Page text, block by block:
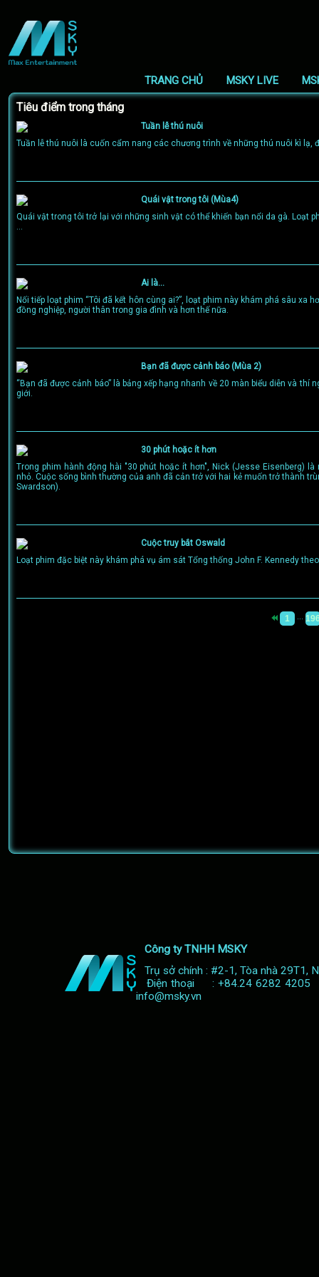
TRANG CHỦ MSKY LIVE
Tiêu điểm trong tháng
Tuần lễ thú nuôi
Tuần lễ thú nuôi là cuốn cẩm nang các chương trình về những thú nuôi kì lạ,
Quái vật trong tôi (Mùa4)
Quái vật trong tôi trở lại với những sinh vật có thể khiến bạn nổi da gà. Loạt
...
Ai là...
Nối tiếp loạt phim “Tôi đã kết hôn cùng ai?”, loạt phim này khám phá sâu xa
đồng nghiệp, người thân trong gia đình và hơn thế nữa.
Bạn đã được cảnh báo (Mùa 2)
“Bạn đã được cảnh báo” là bảng xếp hạng nhanh về 20 màn biểu diễn và thí
giới.
30 phút hoặc ít hơn
Trong phim hành động hài "30 phút hoặc ít hơn", Nick (Jesse Eisenberg)
nhỏ. Cuộc sống bình thường của anh đã cản trở với hai kẻ muốn trở thành
Swardson).
Cuộc truy bắt Oswald
Loạt phim đặc biệt này khám phá vụ ám sát Tổng thống John F. Kennedy
1 ...
Công ty TNHH MSKY
Trụ sở chính : #2-1, Tòa nhà 29T1,
Điện thoại : +84.24 6282
info@msky.vn